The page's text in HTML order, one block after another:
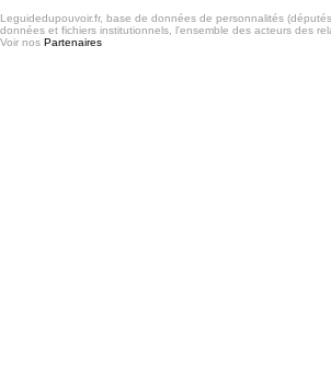
Leguidedupouvoir.fr, base de données de personnalités
données et fichiers institutionnels, l'ensemble des acteurs des
Voir nos Partenaires